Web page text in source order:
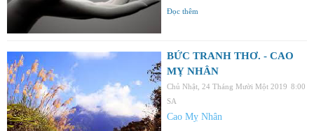
Đọc thêm
BỨC TRANH THƠ. - CAO
MỴ NHÂN
Chủ Nhật, 24 Tháng Mười Một 2019 8:00
SA
Cao Mỵ Nhân